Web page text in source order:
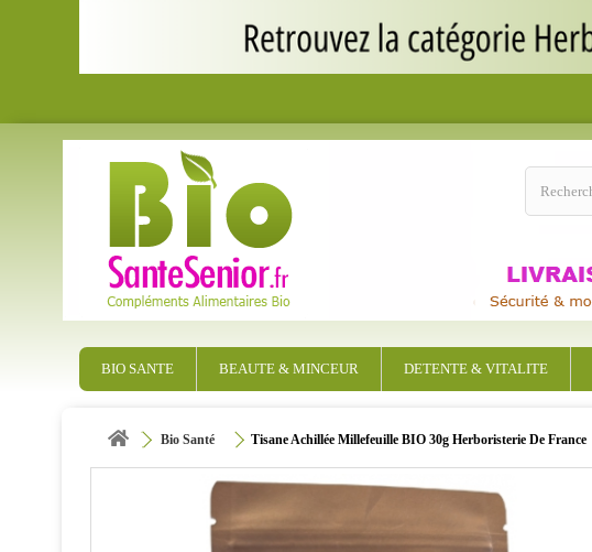
BIO SANTE BEAUTE & MINCEUR DETENTE & VITALITE
Bio Santé Tisane Achillée Millefeuille BIO 30g Herboristerie De France